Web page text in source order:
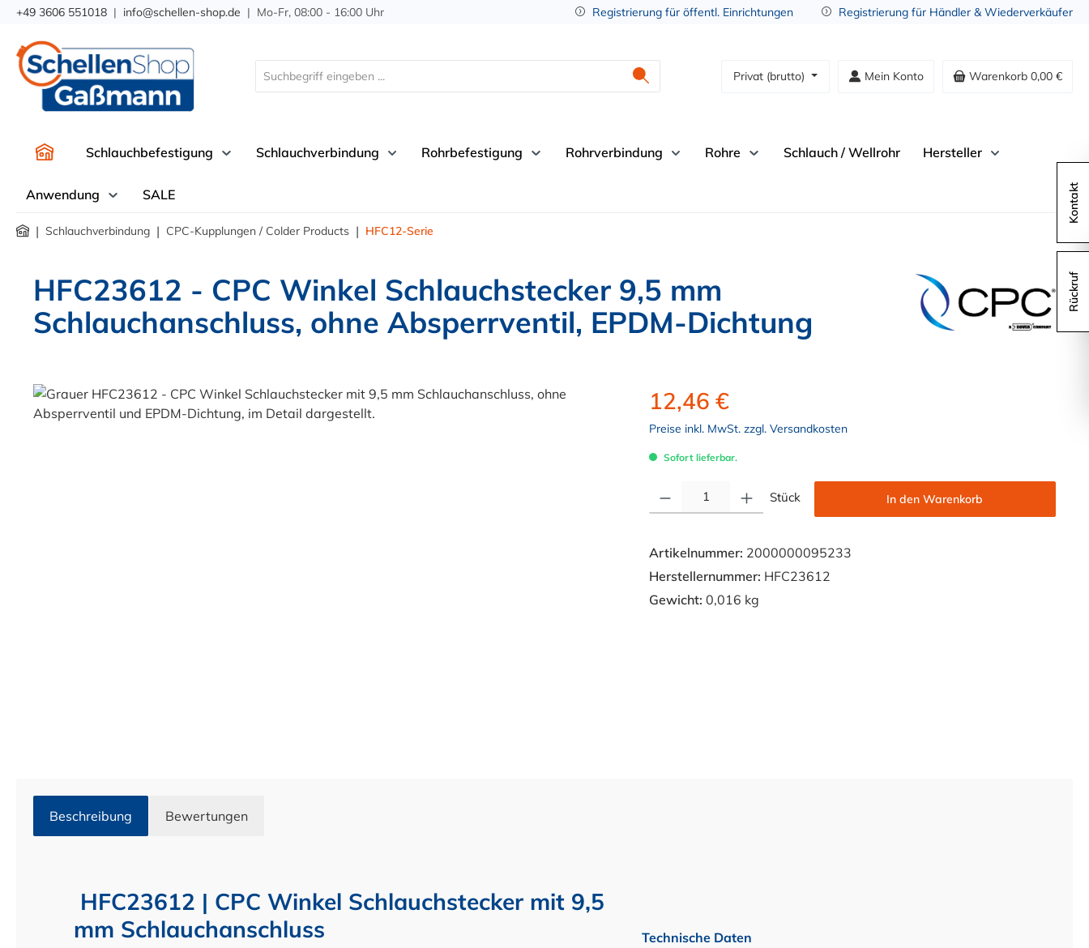
Zur Hauptnavigation springen
+49 3606 551018 | info@schellen-shop.de | Mo-Fr, 08:00 - 16:00 Uhr Registrierung für öffentl. Einrichtungen Registrierung für Händler & Wiederverkäufer
Privat (brutto) Mein Konto Warenkorb 0,00 €
Schlauchbefestigung Schlauchverbindung Rohrbefestigung Rohrverbindung Rohre Schlauch / Wellrohr Hersteller
Anwendung SALE
| Schlauchverbindung | CPC-Kupplungen / Colder Products | HFC12-Serie
HFC23612 - CPC Winkel Schlauchstecker 9,5 mm
Schlauchanschluss, ohne Absperrventil, EPDM-Dichtung
Bildergalerie überspringen 12,46 €
Preise inkl. MwSt. zzgl. Versandkosten
Sofort lieferbar.
Stück In den Warenkorb
Artikelnummer: 2000000095233
Herstellernummer: HFC23612
Gewicht: 0,016 kg
Beschreibung Bewertungen
HFC23612 | CPC Winkel Schlauchstecker mit 9,5
mm Schlauchanschluss
Technische Daten
Kontakt
Rückruf